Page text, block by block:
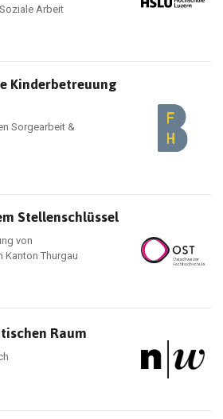
Arbeit
Kinderbetreuung
Sorgearbeit &
Stellenschlüssel
von
Thurgau
Raum